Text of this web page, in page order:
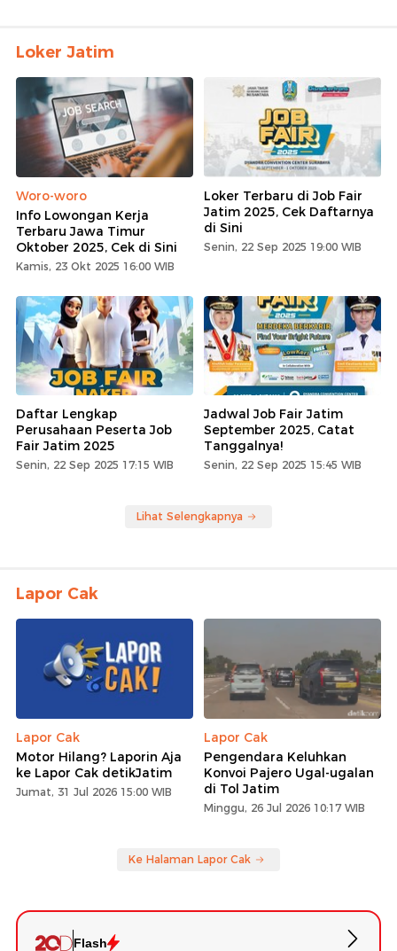
Loker Jatim
Woro-woro
Info Lowongan Kerja
Terbaru Jawa Timur
Oktober 2025, Cek di Sini
Kamis, 23 Okt 2025 16:00 WIB
Loker Terbaru di Job Fair
Jatim 2025, Cek Daftarnya
di Sini
Senin, 22 Sep 2025 19:00 WIB
Daftar Lengkap
Perusahaan Peserta Job
Fair Jatim 2025
Senin, 22 Sep 2025 17:15 WIB
Jadwal Job Fair Jatim
September 2025, Catat
Tanggalnya!
Senin, 22 Sep 2025 15:45 WIB
Lihat Selengkapnya
Lapor Cak
Lapor Cak
Motor Hilang? Laporin Aja
ke Lapor Cak detikJatim
Jumat, 31 Jul 2026 15:00 WIB
Lapor Cak
Pengendara Keluhkan
Konvoi Pajero Ugal-ugalan
di Tol Jatim
Minggu, 26 Jul 2026 10:17 WIB
Ke Halaman Lapor Cak
Flash